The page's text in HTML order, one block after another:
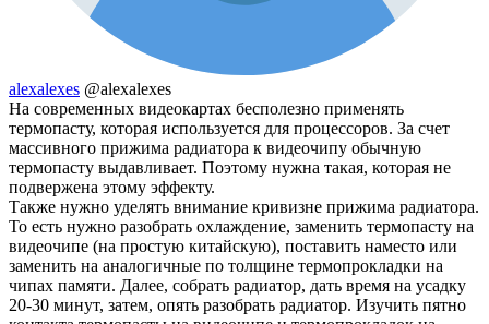
alexalexes @alexalexes
На современных видеокартах бесполезно применять
термопасту, которая используется для процессоров. За счет
массивного прижима радиатора к видеочипу обычную
термопасту выдавливает. Поэтому нужна такая, которая не
подвержена этому эффекту.
Также нужно уделять внимание кривизне прижима радиатора.
То есть нужно разобрать охлаждение, заменить термопасту на
видеочипе (на простую китайскую), поставить наместо или
заменить на аналогичные по толщине термопрокладки на
чипах памяти. Далее, собрать радиатор, дать время на усадку
20-30 минут, затем, опять разобрать радиатор. Изучить пятно